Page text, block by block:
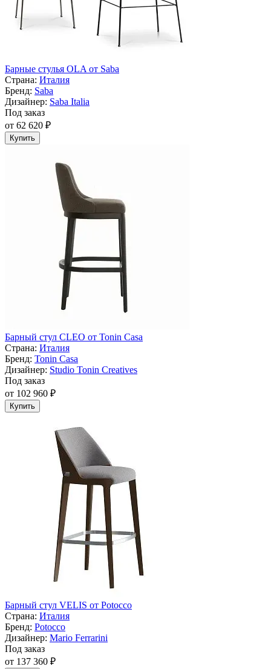
Барные стулья OLA от Saba
Страна: Италия
Бренд: Saba
Дизайнер: Saba Italia
Под заказ
от 62 620 ₽
Купить
Барный стул CLEO от Tonin Casa
Страна: Италия
Бренд: Tonin Casa
Дизайнер: Studio Tonin Creatives
Под заказ
от 102 960 ₽
Купить
Барный стул VELIS от Potocco
Страна: Италия
Бренд: Potocco
Дизайнер: Mario Ferrarini
Под заказ
от 137 360 ₽